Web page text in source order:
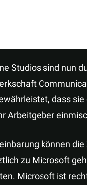
Studios sind nun
dass
Arbeitgeber
können
zu Microsoft
Microsoft ist